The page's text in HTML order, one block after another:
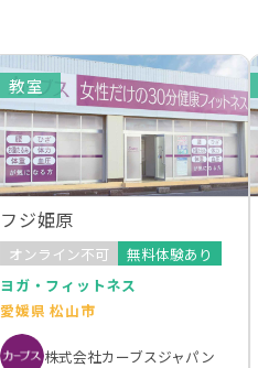
教室
フジ姫原
オンライン不可
無料体験あり
ヨガ・フィットネス
愛媛県 松山市
株式会社カーブスジャパン